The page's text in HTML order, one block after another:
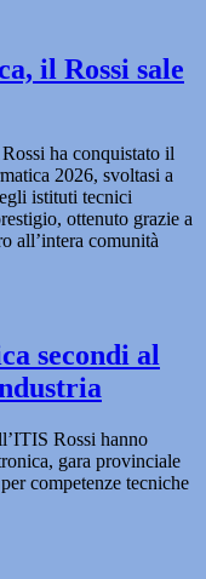
il Rossi sale
ha conquistato il
2026, svoltasi a
istituti tecnici
ottenuto grazie a
all’intera comunità
secondi al
Rossi hanno
gara provinciale
competenze tecniche